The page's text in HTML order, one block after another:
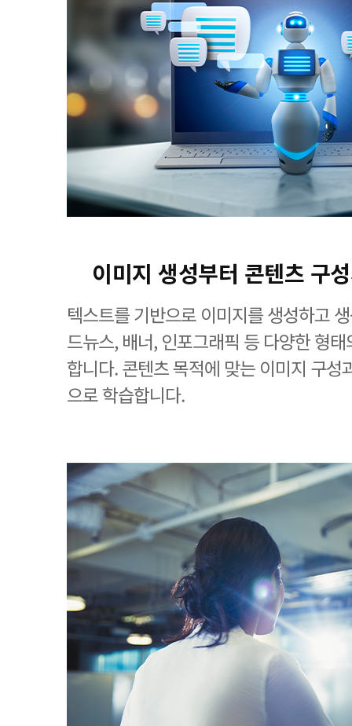
이미지 생성부터 콘텐츠 구
텍스트를 기반으로 이미지를 생성하고
드뉴스, 배너, 인포그래픽 등 다양한 형
합니다. 콘텐츠 목적에 맞는 이미지 구성
으로 학습합니다.